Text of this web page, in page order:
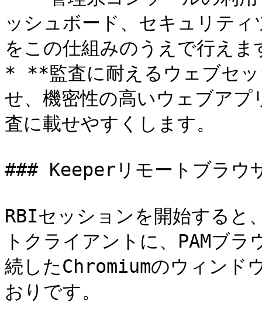
ッシュボード、セキュリテ
をこの仕組みのうえで行えま
* **監査に耐えるウェブセ
せ、機密性の高いウェブア
査に載せやすくします。
### Keeperリモートブラウ
RBIセッションを開始すると
トクライアントに、PAMブ
続したChromiumのウィンド
おりです。